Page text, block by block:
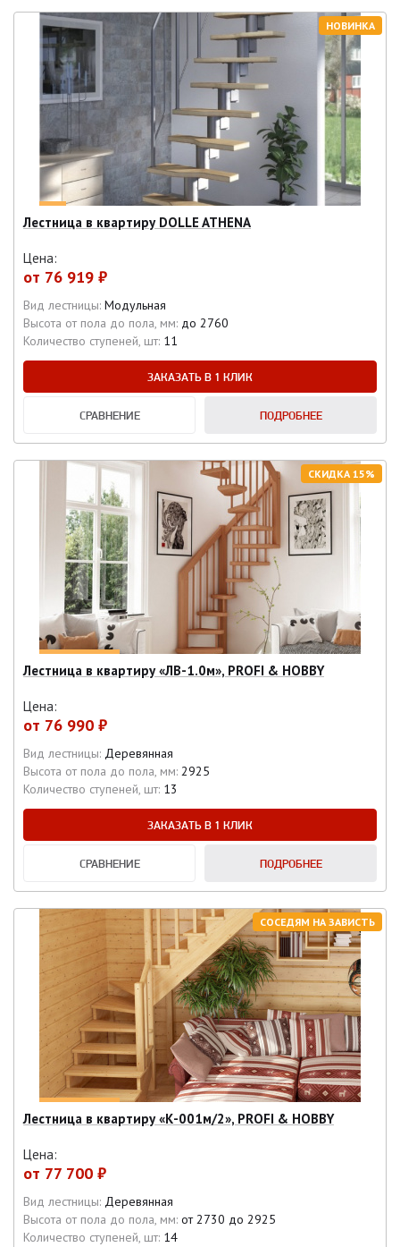
НОВИНКА
Лестница в квартиру DOLLE ATHENA
Цена:
от 76 919 ₽
Вид лестницы: Модульная
Высота от пола до пола, мм: до 2760
Количество ступеней, шт: 11
ЗАКАЗАТЬ В 1 КЛИК
СРАВНЕНИЕ ПОДРОБНЕЕ
СКИДКА 15%
Лестница в квартиру «ЛВ-1.0м», PROFI & HOBBY
Цена:
от 76 990 ₽
Вид лестницы: Деревянная
Высота от пола до пола, мм: 2925
Количество ступеней, шт: 13
ЗАКАЗАТЬ В 1 КЛИК
СРАВНЕНИЕ ПОДРОБНЕЕ
СОСЕДЯМ НА ЗАВИСТЬ
Лестница в квартиру «К-001м/2», PROFI & HOBBY
Цена:
от 77 700 ₽
Вид лестницы: Деревянная
Высота от пола до пола, мм: от 2730 до 2925
Количество ступеней, шт: 14